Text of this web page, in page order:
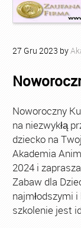
27 Gru 2023 by
Noworoczny
na niezwykłą
dziecko na
Akademia
2024 i
Zabaw dla
najmłodszymi
szkolenie jest